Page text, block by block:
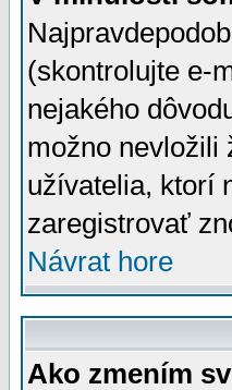
(skontrolujte e-
nejakého
možno nevložili
užívatelia, ktorí
zaregistrovať
Návrat hore
Ako zmením